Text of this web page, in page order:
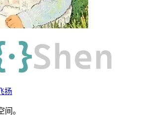
Shen
扬
。